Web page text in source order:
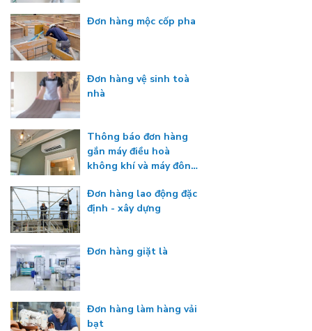
Đơn hàng mộc cốp pha
Đơn hàng vệ sinh toà
nhà
Thông báo đơn hàng
gắn máy điều hoà
không khí và máy đông
Đơn hàng lao động đặc
định - xây dựng
Đơn hàng giặt là
Đơn hàng làm hàng vải
bạt